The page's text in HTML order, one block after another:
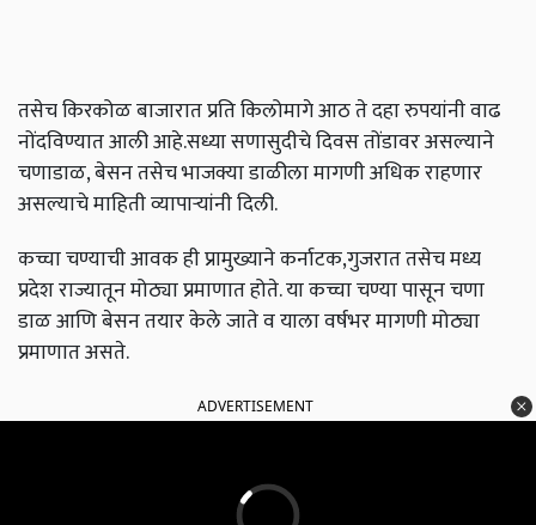
तसेच किरकोळ बाजारात प्रति किलोमागे आठ ते दहा रुपयांनी वाढ
नोंदविण्यात आली आहे.सध्या सणासुदीचे दिवस तोंडावर असल्याने
चणाडाळ, बेसन तसेच भाजक्या डाळीला मागणी अधिक राहणार
असल्याचे माहिती व्यापाऱ्यांनी दिली.
कच्चा चण्याची आवक ही प्रामुख्याने कर्नाटक,गुजरात तसेच मध्य
प्रदेश राज्यातून मोठ्या प्रमाणात होते. या कच्चा चण्या पासून चणा
डाळ आणि बेसन तयार केले जाते व याला वर्षभर मागणी मोठ्या
प्रमाणात असते.
ADVERTISEMENT